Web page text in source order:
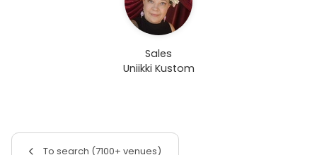
Sales
Uniikki Kustom
To search (7100+ venues)